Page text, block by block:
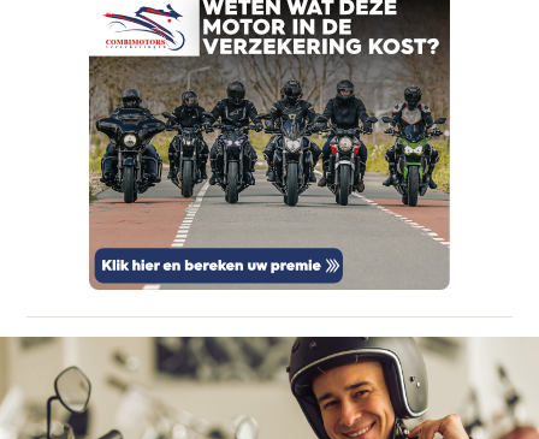
aanbieder te brengen. Lees hier meer over in
onzeprivacyverklaring .
Verstuur mijn vraag
viaBOVAG.nl verwerkt je persoonsgegevens
om je aanvraag zo goed mogelijk bij de
aanbieder te brengen. Lees hier meer over in
onzeprivacyverklaring .
Stuur mijn bevinding door